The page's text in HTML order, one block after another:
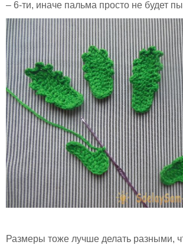
– 6-ти, иначе пальма просто не будет
Размеры тоже лучше делать разными,